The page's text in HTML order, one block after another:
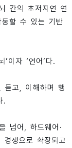
간의 초저지연 연
할 수 있는 기반
이자 ‘언어’다.
듣고, 이해하며 행
.
넘어, 하드웨어·
경쟁으로 확장되고